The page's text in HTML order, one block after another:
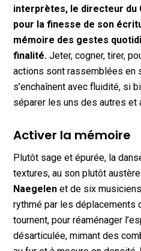
interprètes, le directeur du
pour la finesse de son
mémoire des gestes
finalité. Jeter, cogner, tirer,
actions sont rassemblées en
s’enchaînent avec fluidité, si
séparer les uns des autres et
Activer la mémoire
Plutôt sage et épurée, la
textures, au son plutôt
Naegelen et de six
rythmé par les déplacements
tournent, pour réaménager
désarticulée, mimant des